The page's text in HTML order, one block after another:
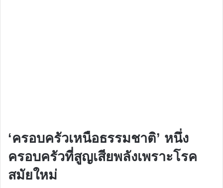
‘ครอบครัวเหนือธรรมชาติ’ หนึ่ง
ครอบครัวที่สูญเสียพลังเพราะโรค
สมัยใหม่